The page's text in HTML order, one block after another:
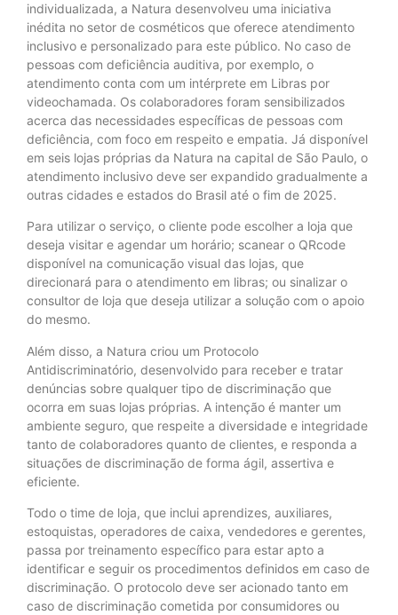
individualizada, a Natura desenvolveu uma iniciativa
inédita no setor de cosméticos que oferece atendimento
inclusivo e personalizado para este público. No caso de
pessoas com deficiência auditiva, por exemplo, o
atendimento conta com um intérprete em Libras por
videochamada. Os colaboradores foram sensibilizados
acerca das necessidades específicas de pessoas com
deficiência, com foco em respeito e empatia. Já disponível
em seis lojas próprias da Natura na capital de São Paulo, o
atendimento inclusivo deve ser expandido gradualmente a
outras cidades e estados do Brasil até o fim de 2025.
Para utilizar o serviço, o cliente pode escolher a loja que
deseja visitar e agendar um horário; scanear o QRcode
disponível na comunicação visual das lojas, que
direcionará para o atendimento em libras; ou sinalizar o
consultor de loja que deseja utilizar a solução com o apoio
do mesmo.
Além disso, a Natura criou um Protocolo
Antidiscriminatório, desenvolvido para receber e tratar
denúncias sobre qualquer tipo de discriminação que
ocorra em suas lojas próprias. A intenção é manter um
ambiente seguro, que respeite a diversidade e integridade
tanto de colaboradores quanto de clientes, e responda a
situações de discriminação de forma ágil, assertiva e
eficiente.
Todo o time de loja, que inclui aprendizes, auxiliares,
estoquistas, operadores de caixa, vendedores e gerentes,
passa por treinamento específico para estar apto a
identificar e seguir os procedimentos definidos em caso de
discriminação. O protocolo deve ser acionado tanto em
caso de discriminação cometida por consumidores ou